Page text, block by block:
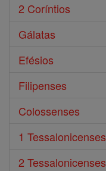
2 Coríntios
Gálatas
Efésios
Filipenses
Colossenses
1 Tessalonicenses
2 Tessalonicenses